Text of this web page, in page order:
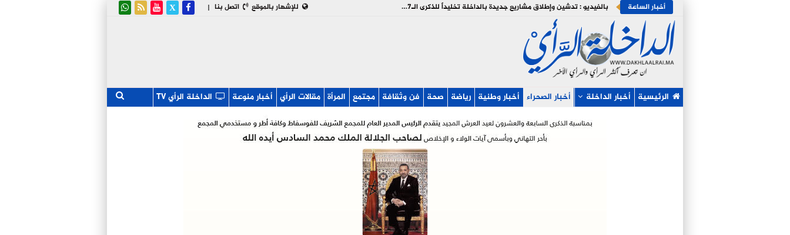
| اتصل بنا للإشهار بالموقع أخبار الساعة بالفيديو : تدشين وإطلاق مشاريع جديدة بالداخلة تخليداً للذكرى الـ27 لعيد العرش
الرئيسية أخبار الداخلة أخبار الصحراء أخبار وطنية رياضة صحة فن وثقافة مجتمع المرأة مقالات الرأي أخبار منوعة الداخلة الرأي TV